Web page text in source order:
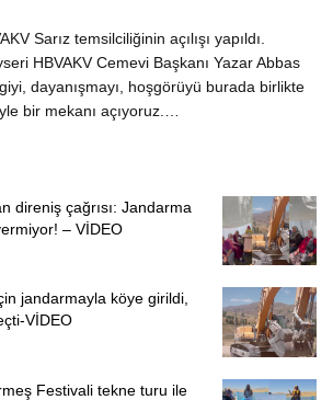
Sarız temsilciliğinin açılışı yapıldı.
HBVAKV Cemevi Başkanı Yazar Abbas
dayanışmayı, hoşgörüyü burada birlikte
bir mekanı açıyoruz.…
direniş çağrısı: Jandarma
– VİDEO
jandarmayla köye girildi,
VİDEO
Festivali tekne turu ile